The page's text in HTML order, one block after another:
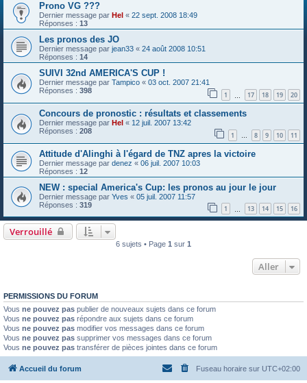
Prono VG ???
Dernier message par Hel « 22 sept. 2008 18:49
Réponses : 13
Les pronos des JO
Dernier message par jean33 « 24 août 2008 10:51
Réponses : 14
SUIVI 32nd AMERICA'S CUP !
Dernier message par Tampico « 03 oct. 2007 21:41
Réponses : 398 1 17 18 19 20
Concours de pronostic : résultats et classements
Dernier message par Hel « 12 juil. 2007 13:42
Réponses : 208 1 … 8 9 10 11
Attitude d'Alinghi à l'égard de TNZ apres la victoire
Dernier message par denez « 06 juil. 2007 10:03
Réponses : 12
NEW : special America's Cup: les pronos au jour le jour
Dernier message par Yves « 05 juil. 2007 11:57
Réponses : 319 1 13 14 15 16
Verrouillé
6 sujets • Page 1 sur 1
Aller
PERMISSIONS DU FORUM
Vous ne pouvez pas publier de nouveaux sujets dans ce forum
Vous ne pouvez pas répondre aux sujets dans ce forum
Vous ne pouvez pas modifier vos messages dans ce forum
Vous ne pouvez pas supprimer vos messages dans ce forum
Vous ne pouvez pas transférer de pièces jointes dans ce forum
Accueil du forum Fuseau horaire sur UTC+02:00